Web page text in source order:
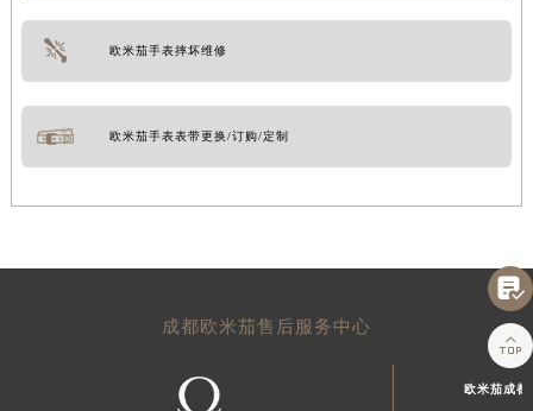
欧米茄手表摔坏维修
欧米茄手表表带更换/订购/定制
成都欧米茄售后服务中心
欧米茄成都

